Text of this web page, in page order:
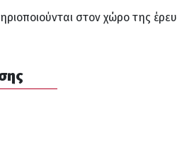
στον χώρο της